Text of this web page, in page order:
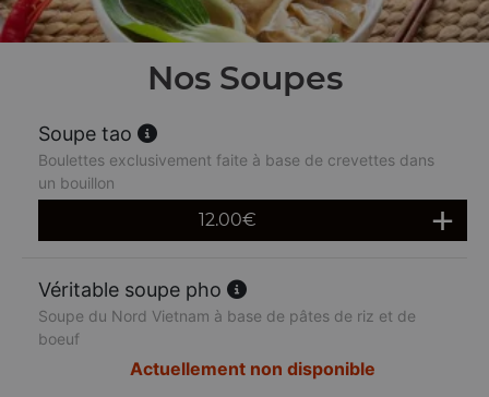
Nos Soupes
Soupe tao
Boulettes exclusivement faite à base de crevettes dans
un bouillon
12.00€
Véritable soupe pho
Soupe du Nord Vietnam à base de pâtes de riz et de
boeuf
Actuellement non disponible